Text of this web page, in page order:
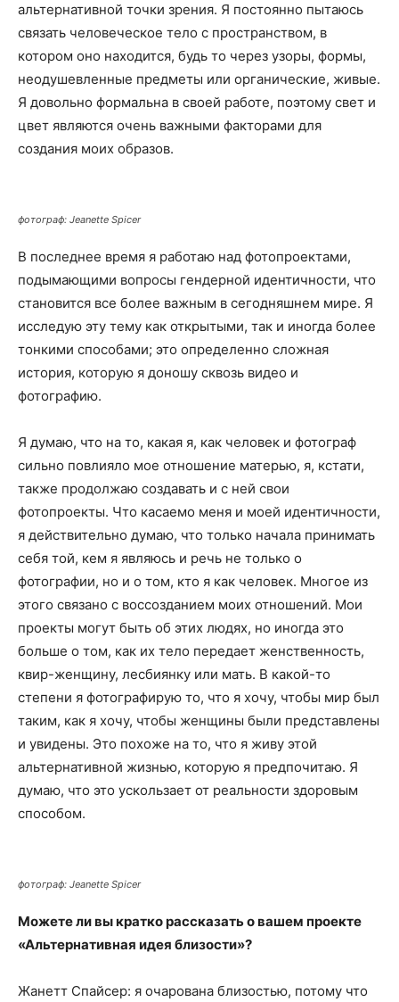
альтернативной точки зрения. Я постоянно пытаюсь
связать человеческое тело с пространством, в
котором оно находится, будь то через узоры, формы,
неодушевленные предметы или органические, живые.
Я довольно формальна в своей работе, поэтому свет и
цвет являются очень важными факторами для
создания моих образов.
фотограф: Jeanette Spicer
В последнее время я работаю над фотопроектами,
подымающими вопросы гендерной идентичности, что
становится все более важным в сегодняшнем мире. Я
исследую эту тему как открытыми, так и иногда более
тонкими способами; это определенно сложная
история, которую я доношу сквозь видео и
фотографию.
Я думаю, что на то, какая я, как человек и фотограф
сильно повлияло мое отношение матерью, я, кстати,
также продолжаю создавать и с ней свои
фотопроекты. Что касаемо меня и моей идентичности,
я действительно думаю, что только начала принимать
себя той, кем я являюсь и речь не только о
фотографии, но и о том, кто я как человек. Многое из
этого связано с воссозданием моих отношений. Мои
проекты могут быть об этих людях, но иногда это
больше о том, как их тело передает женственность,
квир-женщину, лесбиянку или мать. В какой-то
степени я фотографирую то, что я хочу, чтобы мир был
таким, как я хочу, чтобы женщины были представлены
и увидены. Это похоже на то, что я живу этой
альтернативной жизнью, которую я предпочитаю. Я
думаю, что это ускользает от реальности здоровым
способом.
фотограф: Jeanette Spicer
Можете ли вы кратко рассказать о вашем проекте
«Альтернативная идея близости»?
Жанетт Спайсер: я очарована близостью, потому что